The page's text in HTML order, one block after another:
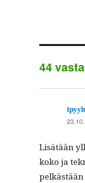
44
Lisätään
koko ja